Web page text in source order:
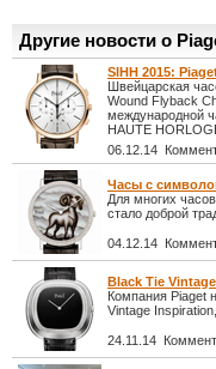
Другие новости о
SIHH 2015:
Швейцарская
Wound Flyback
международной
HAUTE
06.12.14
Часы с
Для многих
стало доброй
04.12.14
Black Tie
Компания Piaget
Vintage
24.11.14